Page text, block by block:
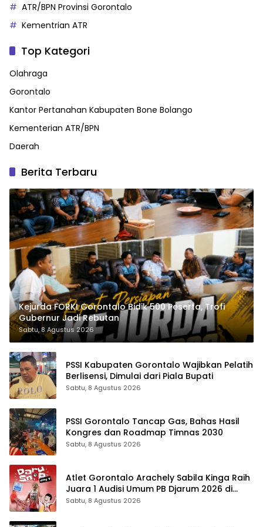
ATR/BPN Provinsi Gorontalo
Kementrian ATR
Top Kategori
Olahraga
Gorontalo
Kantor Pertanahan Kabupaten Bone Bolango
Kementerian ATR/BPN
Daerah
Berita Terbaru
Kejurda FORKI Gorontalo Bidik 500 Peserta, Trofi
Gubernur Jadi Rebutan
Sabtu, 8 Agustus 2026
PSSI Kabupaten Gorontalo Wajibkan Pelatih
Berlisensi, Dimulai dari Piala Bupati
Sabtu, 8 Agustus 2026
PSSI Gorontalo Tancap Gas, Bahas Hasil
Kongres dan Roadmap Timnas 2030
Sabtu, 8 Agustus 2026
Atlet Gorontalo Arachely Sabila Kinga Raih
Juara 1 Audisi Umum PB Djarum 2026 di
Makassar
Sabtu, 8 Agustus 2026